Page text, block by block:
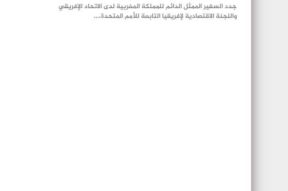
جدد السفير الممثل الدائم للمملكة المغربية لدى الاتحاد الإفريقي
واللجنة الاقتصادية لإفريقيا التابعة للأمم المتحدة،…